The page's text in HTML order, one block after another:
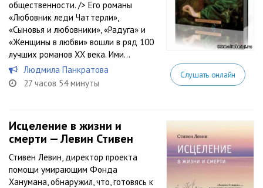
общественности. /> Его романы
«Любовник леди Чаттерли»,
«Сыновья и любовники», «Радуга» и
«Женщины в любви» вошли в ряд 100
лучших романов XX века. Ими...
Людмила Панкратова
27 часов 54 минуты
Слушать онлайн
Исцеление в жизни и
смерти — Левин Стивен
Стивен Левин, директор проекта
помощи умирающим Фонда
Ханумана, обнаружил, что, готовясь к